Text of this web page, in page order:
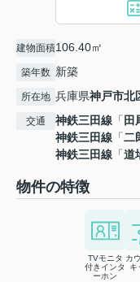
建物面積106.40㎡
築年数 新築
所在地 兵庫県神戸市北
交通 神鉄三田線 「 田
神鉄三田線 「二
神鉄三田線 「道
物件の特徴
TVモニタ
付きインタ
ーホン
カ
キ